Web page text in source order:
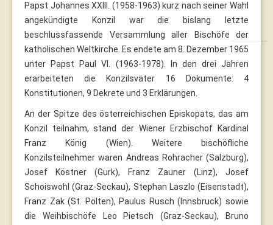
Papst Johannes XXIII. (1958-1963) kurz nach seiner Wahl
angekündigte Konzil war die bislang letzte
beschlussfassende Versammlung aller Bischöfe der
katholischen Weltkirche. Es endete am 8. Dezember 1965
unter Papst Paul VI. (1963-1978). In den drei Jahren
erarbeiteten die Konzilsväter 16 Dokumente: 4
Konstitutionen, 9 Dekrete und 3 Erklärungen.
An der Spitze des österreichischen Episkopats, das am
Konzil teilnahm, stand der Wiener Erzbischof Kardinal
Franz König (Wien). Weitere bischöfliche
Konzilsteilnehmer waren Andreas Rohracher (Salzburg),
Josef Köstner (Gurk), Franz Zauner (Linz), Josef
Schoiswohl (Graz-Seckau), Stephan Laszlo (Eisenstadt),
Franz Zak (St. Pölten), Paulus Rusch (Innsbruck) sowie
die Weihbischöfe Leo Pietsch (Graz-Seckau), Bruno